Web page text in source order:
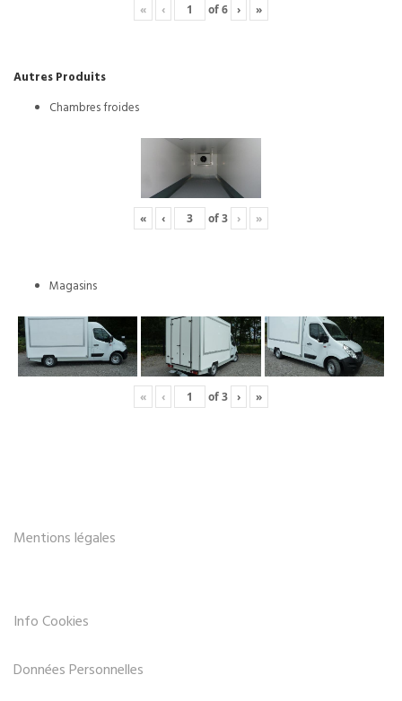
« ‹ of6 › »
Autres Produits
Chambres froides
« ‹ of3 › »
Magasins
« ‹ of3 › »
Mentions légales
Info Cookies
Données Personnelles